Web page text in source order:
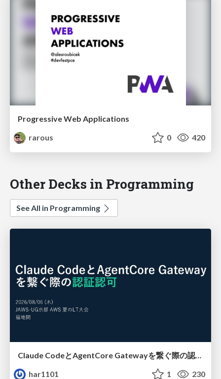
Progressive Web Applications
rarous
0 420
Other Decks in Programming
See All in Programming
har1101
1 230